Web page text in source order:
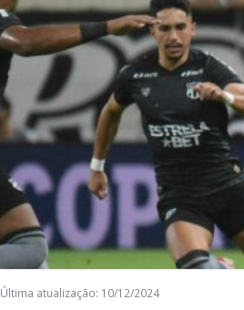
Última atualização: 10/12/2024